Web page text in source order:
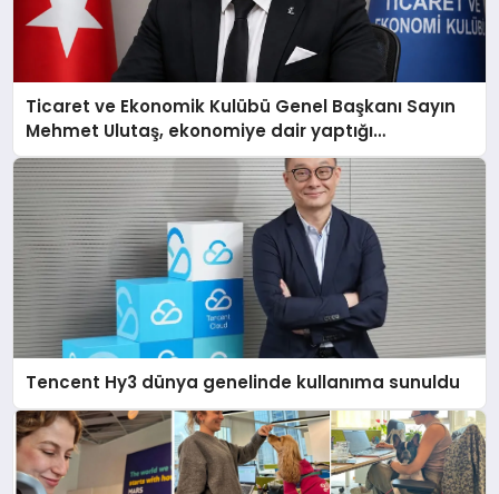
Ticaret ve Ekonomik Kulübü Genel Başkanı Sayın
Mehmet Ulutaş, ekonomiye dair yaptığı
açıklamada şunları kaydetti:
Tencent Hy3 dünya genelinde kullanıma sunuldu